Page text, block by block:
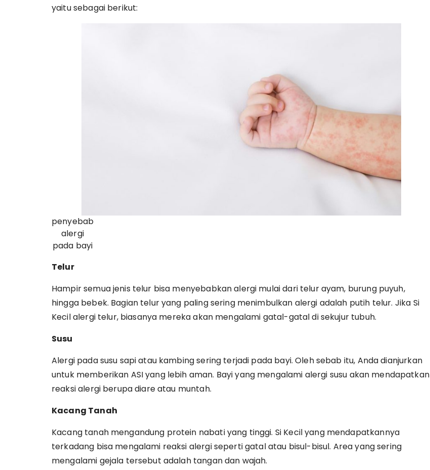
yaitu sebagai berikut:
penyebab
alergi
pada bayi
Telur
Hampir semua jenis telur bisa menyebabkan alergi mulai dari telur ayam, burung puyuh,
hingga bebek. Bagian telur yang paling sering menimbulkan alergi adalah putih telur. Jika Si
Kecil alergi telur, biasanya mereka akan mengalami gatal-gatal di sekujur tubuh.
Susu
Alergi pada susu sapi atau kambing sering terjadi pada bayi. Oleh sebab itu, Anda dianjurkan
untuk memberikan ASI yang lebih aman. Bayi yang mengalami alergi susu akan mendapatkan
reaksi alergi berupa diare atau muntah.
Kacang Tanah
Kacang tanah mengandung protein nabati yang tinggi. Si Kecil yang mendapatkannya
terkadang bisa mengalami reaksi alergi seperti gatal atau bisul-bisul. Area yang sering
mengalami gejala tersebut adalah tangan dan wajah.